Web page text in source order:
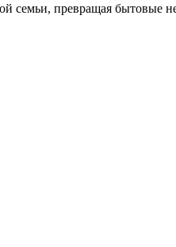
семьи, превращая бытовые